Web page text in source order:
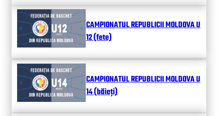
CAMPIONATUL REPUBLICII MOLDOVA U
12 (fete)
CAMPIONATUL REPUBLICII MOLDOVA U
14 (băieți)